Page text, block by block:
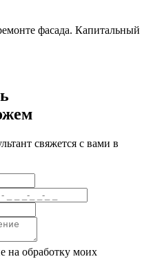
фасада. Капитальный
свяжется с вами в
на обработку моих